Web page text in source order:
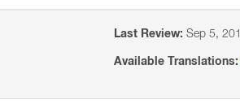
Last Review: Sep 5,
Available Translations: